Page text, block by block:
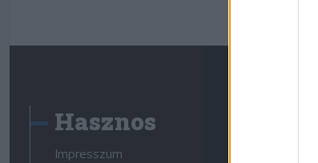
Hasznos
Impresszum